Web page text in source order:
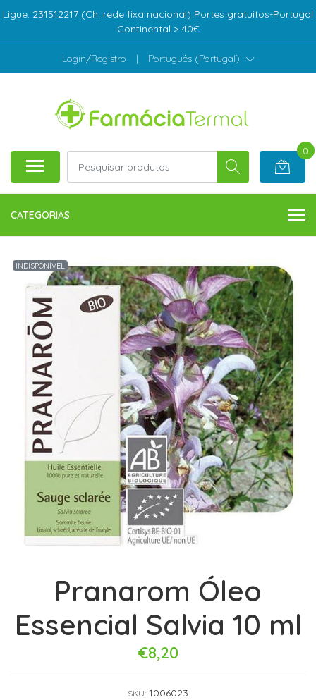
Ligue: 231512217 (Ch. rede fixa nacional) Portes gratuitos-Portugal
Continental > 40€
Login/Registro | Português (Portugal)
0
CATEGORIAS
INDISPONÍVEL
Pranarom Óleo
Essencial Salvia 10 ml
€8,20
SKU: 1006023